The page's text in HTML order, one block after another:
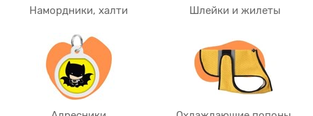
Намордники, халти Шлейки и жилеты